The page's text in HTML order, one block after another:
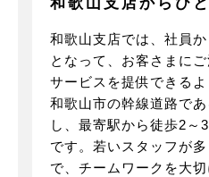
和歌山支店では、社員
となって、お客さまに
サービスを提供できるよ
和歌山市の幹線道路で
し、最寄駅から徒歩2～
です。若いスタッフが
で、チームワークを大